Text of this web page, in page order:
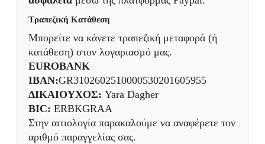
Τραπεζική Κατάθεση
Μπορείτε να κάνετε τραπεζική μεταφορά (ή
κατάθεση) στον λογαριασμό μας.
EUROBANK
IBAN:GR3102602510000530201605955
ΔΙΚΑΙΟΥΧΟΣ: Yara Dagher
BIC: ERBKGRAA
Στην αιτιολογία παρακαλούμε να αναφέρετε τον
αριθμό παραγγελίας σας.